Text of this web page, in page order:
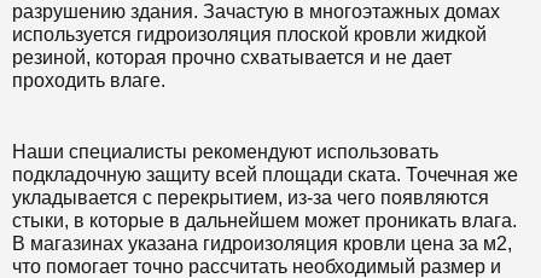
разрушению здания. Зачастую в многоэтажных домах
используется гидроизоляция плоской кровли жидкой
резиной, которая прочно схватывается и не дает
проходить влаге.
Наши специалисты рекомендуют использовать
подкладочную защиту всей площади ската. Точечная же
укладывается с перекрытием, из-за чего появляются
стыки, в которые в дальнейшем может проникать влага.
В магазинах указана гидроизоляция кровли цена за м2,
что помогает точно рассчитать необходимый размер и